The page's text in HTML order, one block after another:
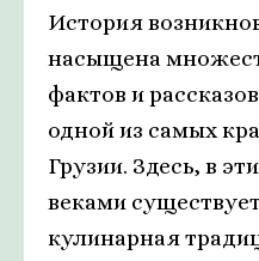
История
насыщена
фактов и
одной из самых
Грузии. Здесь, в
веками
кулинарная